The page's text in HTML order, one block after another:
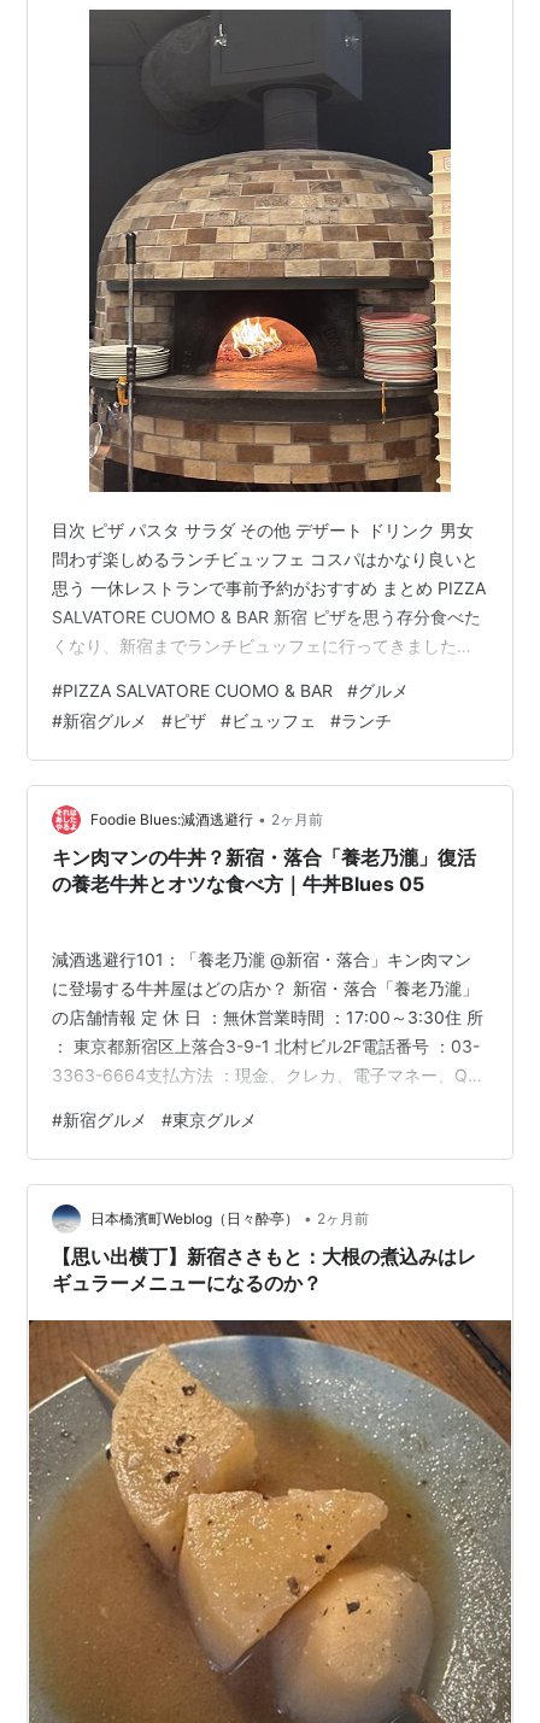
目次 ピザ パスタ サラダ その他 デザート ドリンク 男女
問わず楽しめるランチビュッフェ コスパはかなり良いと
思う 一休レストランで事前予約がおすすめ まとめ PIZZA
SALVATORE CUOMO & BAR 新宿 ピザを思う存分食べた
くなり、新宿までランチビュッフェに行ってきました！
いつも失敗したくない食事は一休レストランで探してい
るのですが、評判も良かったので今回はこのお店を選ん
でみました。ピザ マルゲリータ、ハニーピザ、しらす乗
せピザ、ツナのピザなど色々な種類がありました。 窯で
しっかりと焼いていて、生…
#PIZZA SALVATORE CUOMO & BAR #グルメ
#新宿グルメ #ピザ #ビュッフェ #ランチ
Foodie Blues:減酒逃避行 • 2ヶ月前
キン肉マンの牛丼？新宿・落合「養老乃瀧」復活
の養老牛丼とオツな食べ方｜牛丼Blues 05
減酒逃避行101：「養老乃瀧 @新宿・落合」キン肉マン
に登場する牛丼屋はどの店か？ 新宿・落合「養老乃瀧」
の店舗情報 定 休 日 ：無休営業時間 ：17:00～3:30住 所
： 東京都新宿区上落合3-9-1 北村ビル2F電話番号 ：03-
3363-6664支払方法 ：現金、クレカ、電子マネー、QR
番出口より徒歩約30秒公 式 H P ：養老乃瀧 CHECK
POINT 訪問日：2025年6月6日（金）他【2026.06.14
UP】Tips01：初登場時200円で世間を騒がせた養老牛丼
Tips02：⇧しかし、2000年代半ばにその姿を…
#新宿グルメ #東京グルメ
日本橋濱町Weblog（日々酔亭） • 2ヶ月前
【思い出横丁】新宿ささもと：大根の煮込みはレ
ギュラーメニューになるのか？